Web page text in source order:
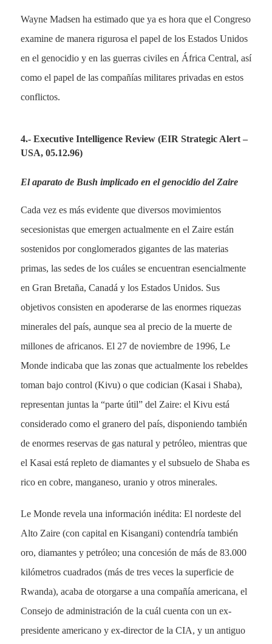
Wayne Madsen ha estimado que ya es hora que el Congreso
examine de manera rigurosa el papel de los Estados Unidos
en el genocidio y en las guerras civiles en África Central, así
como el papel de las compañías militares privadas en estos
conflictos.
4.- Executive Intelligence Review (EIR Strategic Alert –
USA, 05.12.96)
El aparato de Bush implicado en el genocidio del Zaire
Cada vez es más evidente que diversos movimientos
secesionistas que emergen actualmente en el Zaire están
sostenidos por conglomerados gigantes de las materias
primas, las sedes de los cuáles se encuentran esencialmente
en Gran Bretaña, Canadá y los Estados Unidos. Sus
objetivos consisten en apoderarse de las enormes riquezas
minerales del país, aunque sea al precio de la muerte de
millones de africanos. El 27 de noviembre de 1996, Le
Monde indicaba que las zonas que actualmente los rebeldes
toman bajo control (Kivu) o que codician (Kasai i Shaba),
representan juntas la “parte útil” del Zaire: el Kivu está
considerado como el granero del país, disponiendo también
de enormes reservas de gas natural y petróleo, mientras que
el Kasai está repleto de diamantes y el subsuelo de Shaba es
rico en cobre, manganeso, uranio y otros minerales.
Le Monde revela una información inédita: El nordeste del
Alto Zaire (con capital en Kisangani) contendría también
oro, diamantes y petróleo; una concesión de más de 83.000
kilómetros cuadrados (más de tres veces la superficie de
Rwanda), acaba de otorgarse a una compañía americana, el
Consejo de administración de la cuál cuenta con un ex-
presidente americano y ex-director de la CIA, y un antiguo